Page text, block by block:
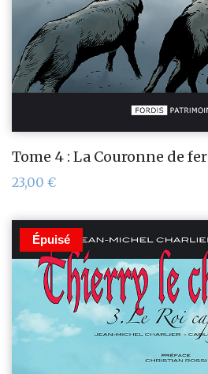
Tome 4 : La Couronne de fer
23,00 €
Épuisé